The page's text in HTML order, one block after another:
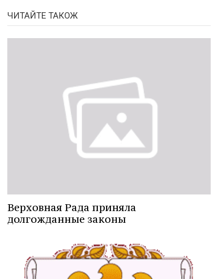
ЧИТАЙТЕ ТАКОЖ
Верховная Рада приняла
долгожданные законы